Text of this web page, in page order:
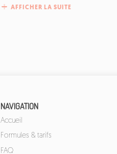
AFFICHER LA SUITE
NAVIGATION
Accueil
Formules & tarifs
FAQ